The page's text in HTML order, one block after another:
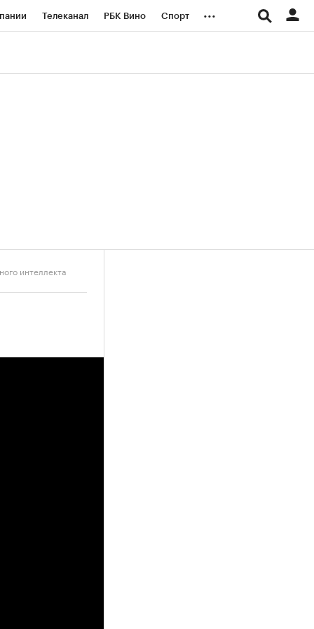
Телеканал РБК Вино Спорт ...
интеллекта